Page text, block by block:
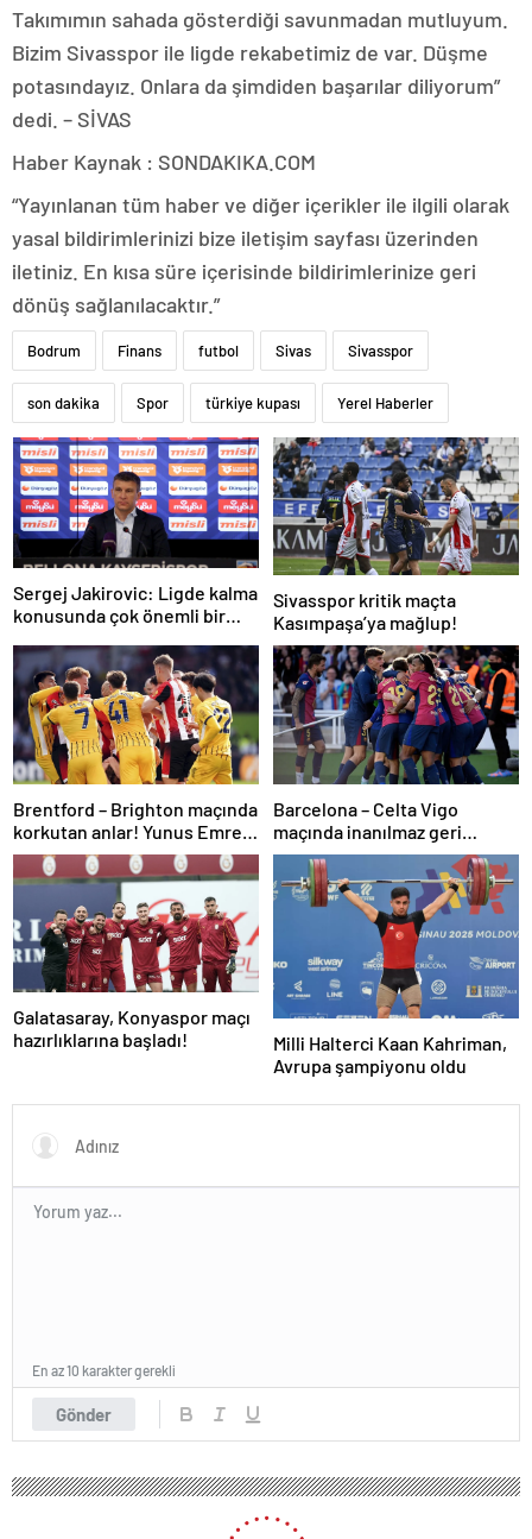
Takımımın sahada gösterdiği savunmadan mutluyum.
Bizim Sivasspor ile ligde rekabetimiz de var. Düşme
potasındayız. Onlara da şimdiden başarılar diliyorum”
dedi. – SİVAS
Haber Kaynak : SONDAKIKA.COM
“Yayınlanan tüm haber ve diğer içerikler ile ilgili olarak
yasal bildirimlerinizi bize iletişim sayfası üzerinden
iletiniz. En kısa süre içerisinde bildirimlerinize geri
dönüş sağlanılacaktır.”
Bodrum Finans futbol Sivas Sivasspor
son dakika Spor türkiye kupası Yerel Haberler
Sergej Jakirovic: Ligde kalma
konusunda çok önemli bir
Sivasspor kritik maçta
Kasımpaşa’ya mağlup!
Brentford – Brighton maçında
korkutan anlar! Yunus Emre
Konak oyuna devam
edemedi…
Barcelona – Celta Vigo
maçında inanılmaz geri
dönüş! Raphinha maça
damga vurdu
Galatasaray, Konyaspor maçı
hazırlıklarına başladı!
Milli Halterci Kaan Kahriman,
Avrupa şampiyonu oldu
Gönder
En az 10 karakter gerekli